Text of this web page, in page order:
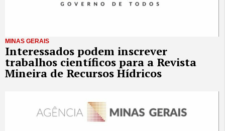
MINAS GERAIS
Interessados podem inscrever
trabalhos científicos para a Revista
Mineira de Recursos Hídricos